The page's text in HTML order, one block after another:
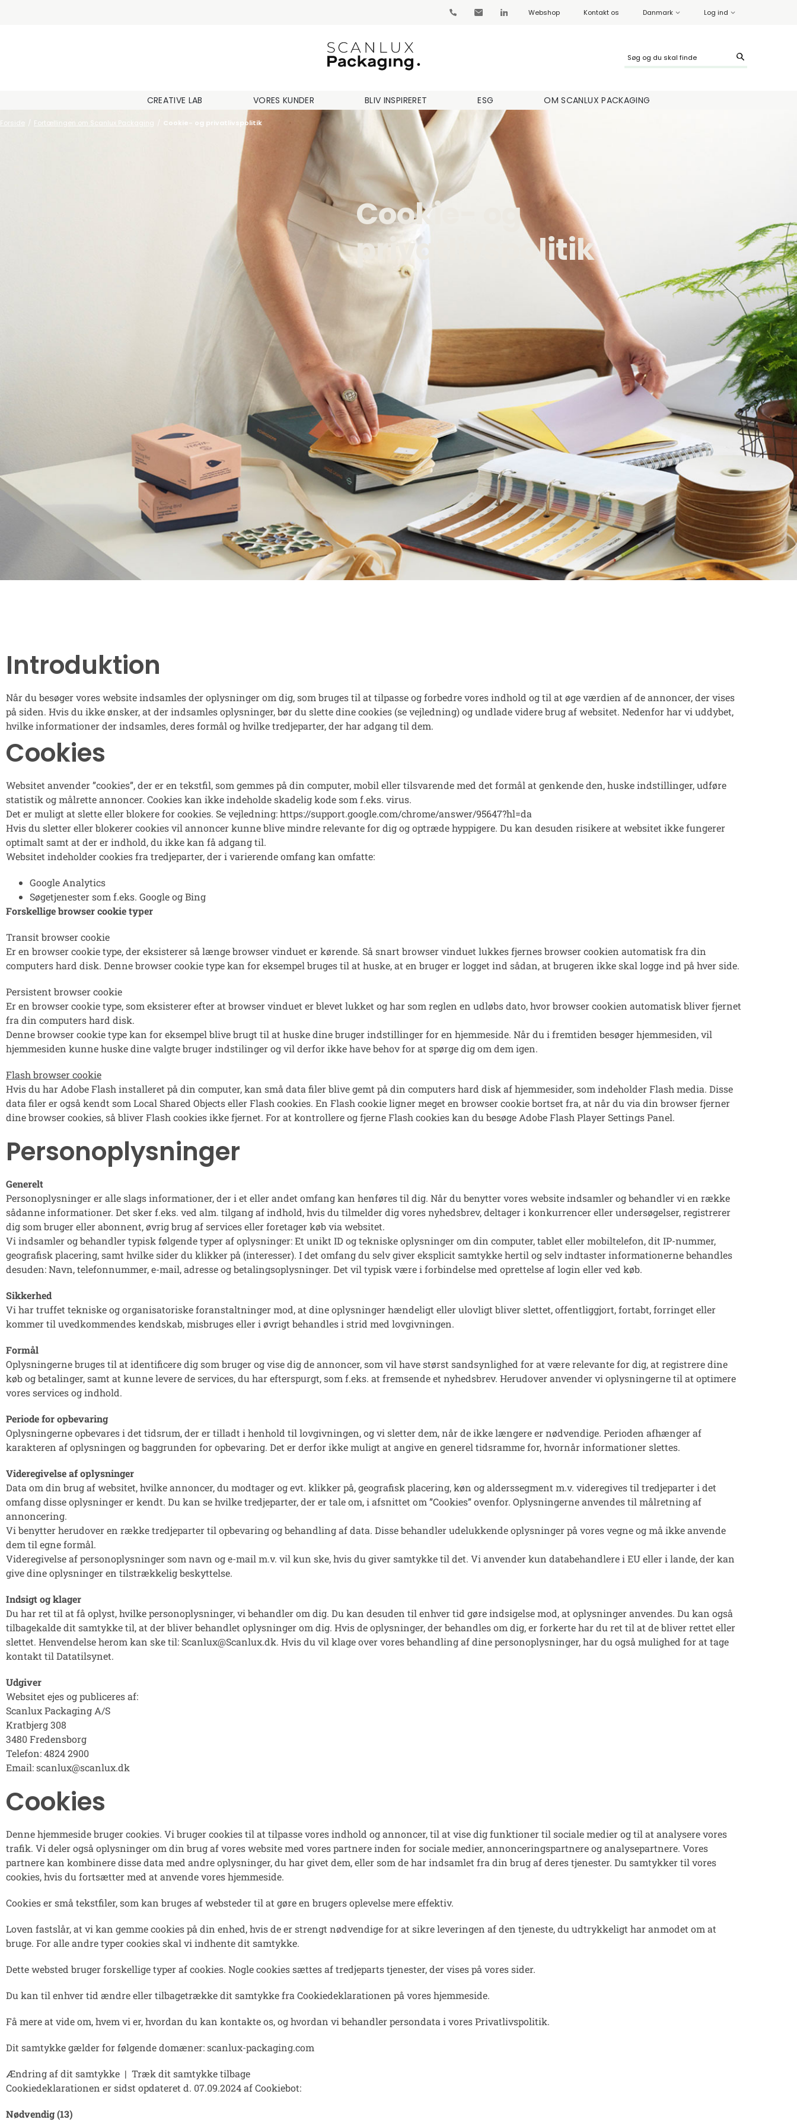
Webshop Kontakt os Danmark Log ind
CREATIVE LAB VORES KUNDER BLIV INSPIRERET ESG OM SCANLUX PACKAGING
Forside / Fortællingen om Scanlux Packaging / Cookie- og privatlivspolitik
Cookie- og
privatlivspolitik
Introduktion
Når du besøger vores website indsamles der oplysninger om dig, som bruges til at tilpasse og forbedre vores indhold og til at øge værdien af de annoncer, der vises
på siden. Hvis du ikke ønsker, at der indsamles oplysninger, bør du slette dine cookies (se vejledning) og undlade videre brug af websitet. Nedenfor har vi uddybet,
hvilke informationer der indsamles, deres formål og hvilke tredjeparter, der har adgang til dem.
Cookies
Websitet anvender ”cookies”, der er en tekstfil, som gemmes på din computer, mobil eller tilsvarende med det formål at genkende den, huske indstillinger, udføre
statistik og målrette annoncer. Cookies kan ikke indeholde skadelig kode som f.eks. virus.
Det er muligt at slette eller blokere for cookies. Se vejledning:https://support.google.com/chrome/answer/95647?hl=da
Hvis du sletter eller blokerer cookies vil annoncer kunne blive mindre relevante for dig og optræde hyppigere. Du kan desuden risikere at websitet ikke fungerer
optimalt samt at der er indhold, du ikke kan få adgang til.
Websitet indeholder cookies fra tredjeparter, der i varierende omfang kan omfatte:
Google Analytics
Søgetjenester som f.eks. Google og Bing
Forskellige browser cookie typer
Transit browser cookie
Er en browser cookie type, der eksisterer så længe browser vinduet er kørende. Så snart browser vinduet lukkes fjernes browser cookien automatisk fra din
computers hard disk. Denne browser cookie type kan for eksempel bruges til at huske, at en bruger er logget ind sådan, at brugeren ikke skal logge ind på hver side.
Persistent browser cookie
Er en browser cookie type, som eksisterer efter at browser vinduet er blevet lukket og har som reglen en udløbs dato, hvor browser cookien automatisk bliver fjernet
fra din computers hard disk.
Denne browser cookie type kan for eksempel blive brugt til at huske dine bruger indstillinger for en hjemmeside. Når du i fremtiden besøger hjemmesiden, vil
hjemmesiden kunne huske dine valgte bruger indstilinger og vil derfor ikke have behov for at spørge dig om dem igen.
Flash browser cookie
Hvis du har Adobe Flash installeret på din computer, kan små data filer blive gemt på din computers hard disk af hjemmesider, som indeholder Flash media. Disse
data filer er også kendt som Local Shared Objects eller Flash cookies. En Flash cookie ligner meget en browser cookie bortset fra, at når du via din browser fjerner
dine browser cookies, så bliver Flash cookies ikke fjernet. For at kontrollere og fjerne Flash cookies kan du besøge Adobe Flash Player Settings Panel.
Personoplysninger
Generelt
Personoplysninger er alle slags informationer, der i et eller andet omfang kan henføres til dig. Når du benytter vores website indsamler og behandler vi en række
sådanne informationer. Det sker f.eks. ved alm. tilgang af indhold, hvis du tilmelder dig vores nyhedsbrev, deltager i konkurrencer eller undersøgelser, registrerer
dig som bruger eller abonnent, øvrig brug af services eller foretager køb via websitet.
Vi indsamler og behandler typisk følgende typer af oplysninger: Et unikt ID og tekniske oplysninger om din computer, tablet eller mobiltelefon, dit IP-nummer,
geografisk placering, samt hvilke sider du klikker på (interesser). I det omfang du selv giver eksplicit samtykke hertil og selv indtaster informationerne behandles
desuden: Navn, telefonnummer, e-mail, adresse og betalingsoplysninger. Det vil typisk være i forbindelse med oprettelse af login eller ved køb.
Sikkerhed
Vi har truffet tekniske og organisatoriske foranstaltninger mod, at dine oplysninger hændeligt eller ulovligt bliver slettet, offentliggjort, fortabt, forringet eller
kommer til uvedkommendes kendskab, misbruges eller i øvrigt behandles i strid med lovgivningen.
Formål
Oplysningerne bruges til at identificere dig som bruger og vise dig de annoncer, som vil have størst sandsynlighed for at være relevante for dig, at registrere dine
køb og betalinger, samt at kunne levere de services, du har efterspurgt, som f.eks. at fremsende et nyhedsbrev. Herudover anvender vi oplysningerne til at optimere
vores services og indhold.
Periode for opbevaring
Oplysningerne opbevares i det tidsrum, der er tilladt i henhold til lovgivningen, og vi sletter dem, når de ikke længere er nødvendige. Perioden afhænger af
karakteren af oplysningen og baggrunden for opbevaring. Det er derfor ikke muligt at angive en generel tidsramme for, hvornår informationer slettes.
Videregivelse af oplysninger
Data om din brug af websitet, hvilke annoncer, du modtager og evt. klikker på, geografisk placering, køn og alderssegment m.v. videregives til tredjeparter i det
omfang disse oplysninger er kendt. Du kan se hvilke tredjeparter, der er tale om, i afsnittet om ”Cookies” ovenfor. Oplysningerne anvendes til målretning af
annoncering.
Vi benytter herudover en række tredjeparter til opbevaring og behandling af data. Disse behandler udelukkende oplysninger på vores vegne og må ikke anvende
dem til egne formål.
Videregivelse af personoplysninger som navn og e-mail m.v. vil kun ske, hvis du giver samtykke til det. Vi anvender kun databehandlere i EU eller i lande, der kan
give dine oplysninger en tilstrækkelig beskyttelse.
Indsigt og klager
Du har ret til at få oplyst, hvilke personoplysninger, vi behandler om dig. Du kan desuden til enhver tid gøre indsigelse mod, at oplysninger anvendes. Du kan også
tilbagekalde dit samtykke til, at der bliver behandlet oplysninger om dig. Hvis de oplysninger, der behandles om dig, er forkerte har du ret til at de bliver rettet eller
slettet. Henvendelse herom kan ske til: Scanlux@Scanlux.dk. Hvis du vil klage over vores behandling af dine personoplysninger, har du også mulighed for at tage
kontakt til Datatilsynet.
Udgiver
Websitet ejes og publiceres af:
Scanlux Packaging A/S
Kratbjerg 308
3480 Fredensborg
Telefon: 4824 2900
Email:scanlux@scanlux.dk
Cookies
Denne hjemmeside bruger cookies. Vi bruger cookies til at tilpasse vores indhold og annoncer, til at vise dig funktioner til sociale medier og til at analysere vores
trafik. Vi deler også oplysninger om din brug af vores website med vores partnere inden for sociale medier, annonceringspartnere og analysepartnere. Vores
partnere kan kombinere disse data med andre oplysninger, du har givet dem, eller som de har indsamlet fra din brug af deres tjenester. Du samtykker til vores
cookies, hvis du fortsætter med at anvende vores hjemmeside.
Cookies er små tekstfiler, som kan bruges af websteder til at gøre en brugers oplevelse mere effektiv.
Loven fastslår, at vi kan gemme cookies på din enhed, hvis de er strengt nødvendige for at sikre leveringen af den tjeneste, du udtrykkeligt har anmodet om at
bruge. For alle andre typer cookies skal vi indhente dit samtykke.
Dette websted bruger forskellige typer af cookies. Nogle cookies sættes af tredjeparts tjenester, der vises på vores sider.
Du kan til enhver tid ændre eller tilbagetrække dit samtykke fra Cookiedeklarationen på vores hjemmeside.
Få mere at vide om, hvem vi er, hvordan du kan kontakte os, og hvordan vi behandler persondata i vores Privatlivspolitik.
Dit samtykke gælder for følgende domæner: scanlux-packaging.com
Ændring af dit samtykke | Træk dit samtykke tilbage
Cookiedeklarationen er sidst opdateret d. 07.09.2024 afCookiebot:
Nødvendig (13)